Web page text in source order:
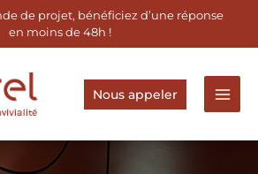
de projet, bénéficiez d’une réponse
en moins de 48h !
Nous appeler